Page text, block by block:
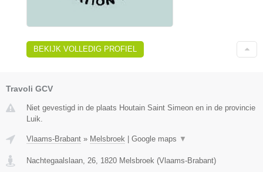
BEKIJK VOLLEDIG PROFIEL
Travoli GCV
Niet gevestigd in de plaats Houtain Saint Simeon en in de provincie
Luik.
Vlaams-Brabant » Melsbroek | Google maps ▼
Nachtegaalslaan, 26 1820 Melsbroek (Vlaams-Brabant)